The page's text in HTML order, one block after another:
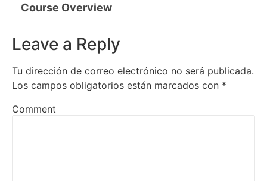
Course Overview
Leave a Reply
Tu dirección de correo electrónico no será publicada.
Los campos obligatorios están marcados con *
Comment